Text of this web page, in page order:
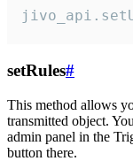
setRules#
This method allows
transmitted object.
admin panel in the
button there.